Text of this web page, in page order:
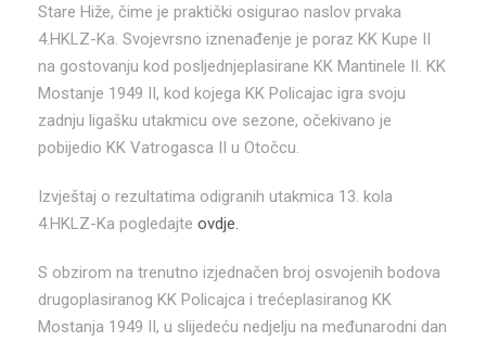
Stare Hiže, čime je praktički osigurao naslov prvaka
4.HKLZ-Ka. Svojevrsno iznenađenje je poraz KK Kupe II
na gostovanju kod posljednjeplasirane KK Mantinele II. KK
Mostanje 1949 II, kod kojega KK Policajac igra svoju
zadnju ligašku utakmicu ove sezone, očekivano je
pobijedio KK Vatrogasca II u Otočcu.
Izvještaj o rezultatima odigranih utakmica 13. kola
4.HKLZ-Ka pogledajte ovdje.
S obzirom na trenutno izjednačen broj osvojenih bodova
drugoplasiranog KK Policajca i trećeplasiranog KK
Mostanja 1949 II, u slijedeću nedjelju na međunarodni dan